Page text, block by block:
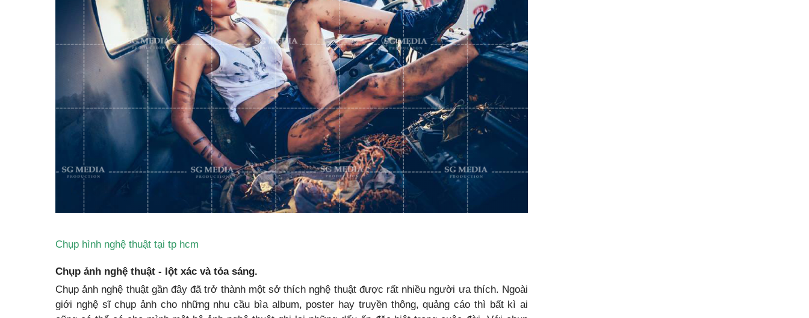
Chụp hình nghệ thuật tại tp hcm
Chụp ảnh nghệ thuật - lột xác và tỏa sáng.
Chụp ảnh nghệ thuật gần đây đã trở thành một sở thích nghệ thuật được rất nhiều người ưa thích. Ngoài
giới nghệ sĩ chụp ảnh cho những nhu cầu bìa album, poster hay truyền thông, quảng cáo thì bất kì ai